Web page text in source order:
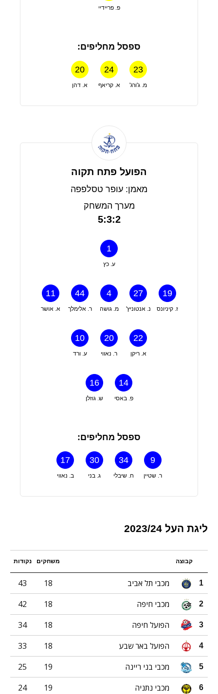
פ. פריידיי
ספסל מחליפים:
20
א. דהן
24
א. קריאף
23
מ. ג'ורג'
הפועל פתח תקוה
מאמן: עופר טסלפפה
מערך המשחק
5:3:2
1
ע. כץ
11
א. אושר
44
ר. אלימלך
4
מ. גושה
27
נ. אנטוניץ'
19
ז. קיניונס
10
ע. ורד
20
ר. נאווי
22
א. ריקן
16
ש. גוזלן
14
פ. באסי
ספסל מחליפים:
17
ב. נאווי
30
ג. בני
34
ח. שיבלי
9
ר. שטיין
ליגת העל 2023/24
קבוצה משחקים נקודות
1 מכבי תל אביב 18
43
2 מכבי חיפה 18
42
3 הפועל חיפה 18
34
4 הפועל באר שבע 18
33
5 מכבי בני ריינה 19
25
6 מכבי נתניה 19
24